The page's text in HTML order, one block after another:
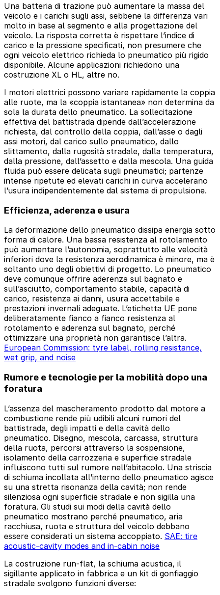
Una batteria di trazione può aumentare la massa del
veicolo e i carichi sugli assi, sebbene la differenza vari
molto in base al segmento e alla progettazione del
veicolo. La risposta corretta è rispettare l’indice di
carico e la pressione specificati, non presumere che
ogni veicolo elettrico richieda lo pneumatico più rigido
disponibile. Alcune applicazioni richiedono una
costruzione XL o HL, altre no.
I motori elettrici possono variare rapidamente la coppia
alle ruote, ma la «coppia istantanea» non determina da
sola la durata dello pneumatico. La sollecitazione
effettiva del battistrada dipende dall’accelerazione
richiesta, dal controllo della coppia, dall’asse o dagli
assi motori, dal carico sullo pneumatico, dallo
slittamento, dalla rugosità stradale, dalla temperatura,
dalla pressione, dall’assetto e dalla mescola. Una guida
fluida può essere delicata sugli pneumatici; partenze
intense ripetute ed elevati carichi in curva accelerano
l’usura indipendentemente dal sistema di propulsione.
Efficienza, aderenza e usura
La deformazione dello pneumatico dissipa energia sotto
forma di calore. Una bassa resistenza al rotolamento
può aumentare l’autonomia, soprattutto alle velocità
inferiori dove la resistenza aerodinamica è minore, ma è
soltanto uno degli obiettivi di progetto. Lo pneumatico
deve comunque offrire aderenza sul bagnato e
sull’asciutto, comportamento stabile, capacità di
carico, resistenza ai danni, usura accettabile e
prestazioni invernali adeguate. L’etichetta UE pone
deliberatamente fianco a fianco resistenza al
rotolamento e aderenza sul bagnato, perché
ottimizzare una proprietà non garantisce l’altra.
European Commission: tyre label, rolling resistance,
wet grip, and noise
Rumore e tecnologie per la mobilità dopo una
foratura
L’assenza del mascheramento prodotto dal motore a
combustione rende più udibili alcuni rumori del
battistrada, degli impatti e della cavità dello
pneumatico. Disegno, mescola, carcassa, struttura
della ruota, percorsi attraverso la sospensione,
isolamento della carrozzeria e superficie stradale
influiscono tutti sul rumore nell’abitacolo. Una striscia
di schiuma incollata all’interno dello pneumatico agisce
su una stretta risonanza della cavità; non rende
silenziosa ogni superficie stradale e non sigilla una
foratura. Gli studi sui modi della cavità dello
pneumatico mostrano perché pneumatico, aria
racchiusa, ruota e struttura del veicolo debbano
essere considerati un sistema accoppiato. SAE: tire
acoustic-cavity modes and in-cabin noise
La costruzione run-flat, la schiuma acustica, il
sigillante applicato in fabbrica e un kit di gonfiaggio
stradale svolgono funzioni diverse: